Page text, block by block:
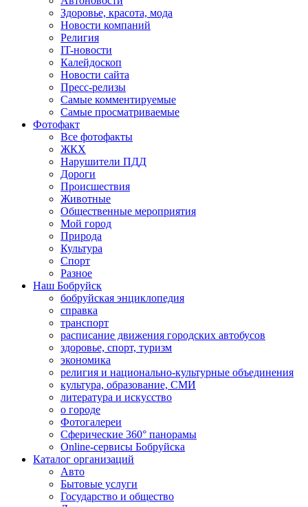
Здоровье, красота, мода
Новости компаний
Религия
IT-новости
Калейдоскоп
Новости сайта
Пресс-релизы
Самые комментируемые
Самые просматриваемые
Фотофакт
Все фотофакты
ЖКХ
Нарушители ПДД
Дороги
Происшествия
Животные
Общественные мероприятия
Мой город
Природа
Культура
Спорт
Разное
Наш Бобруйск
бобруйская энциклопедия
справка
транспорт
расписание движения городских автобусов
здоровье, спорт, туризм
экономика
религия и национально-культурные объединения
культура, образование, СМИ
литература и искусство
о городе
Фотогалереи
Сферические 360° панорамы
Online-сервисы Бобруйска
Каталог организаций
Авто
Бытовые услуги
Государство и общество